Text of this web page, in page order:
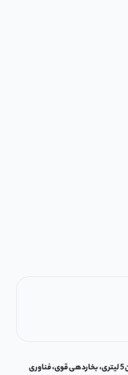
معرفی دستگاه بخور سرد شیائومی Deerma DEM-F600 با مخزن 5 لیتری، بخاردهی قوی، فناوری